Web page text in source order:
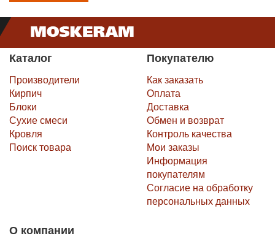
Каталог
Производители
Кирпич
Блоки
Сухие смеси
Кровля
Поиск товара
Покупателю
Как заказать
Оплата
Доставка
Обмен и возврат
Контроль качества
Мои заказы
Информация
покупателям
Согласие на обработку
персональных данных
О компании